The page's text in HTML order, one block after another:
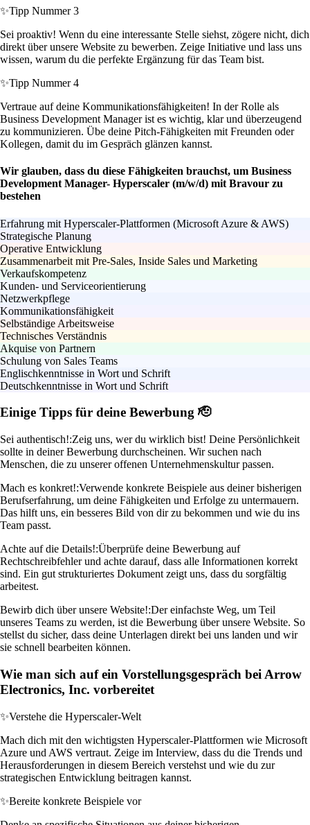
✨Tipp Nummer 3
Sei proaktiv! Wenn du eine interessante Stelle siehst, zögere nicht, dich
direkt über unsere Website zu bewerben. Zeige Initiative und lass uns
wissen, warum du die perfekte Ergänzung für das Team bist.
✨Tipp Nummer 4
Vertraue auf deine Kommunikationsfähigkeiten! In der Rolle als
Business Development Manager ist es wichtig, klar und überzeugend
zu kommunizieren. Übe deine Pitch-Fähigkeiten mit Freunden oder
Kollegen, damit du im Gespräch glänzen kannst.
Wir glauben, dass du diese Fähigkeiten brauchst, um Business
Development Manager- Hyperscaler (m/w/d) mit Bravour zu
bestehen
Erfahrung mit Hyperscaler-Plattformen (Microsoft Azure & AWS)
Strategische Planung
Operative Entwicklung
Zusammenarbeit mit Pre-Sales, Inside Sales und Marketing
Verkaufskompetenz
Kunden- und Serviceorientierung
Netzwerkpflege
Kommunikationsfähigkeit
Selbständige Arbeitsweise
Technisches Verständnis
Akquise von Partnern
Schulung von Sales Teams
Englischkenntnisse in Wort und Schrift
Deutschkenntnisse in Wort und Schrift
Einige Tipps für deine Bewerbung 🫡
Sei authentisch!:Zeig uns, wer du wirklich bist! Deine Persönlichkeit
sollte in deiner Bewerbung durchscheinen. Wir suchen nach
Menschen, die zu unserer offenen Unternehmenskultur passen.
Mach es konkret!:Verwende konkrete Beispiele aus deiner bisherigen
Berufserfahrung, um deine Fähigkeiten und Erfolge zu untermauern.
Das hilft uns, ein besseres Bild von dir zu bekommen und wie du ins
Team passt.
Achte auf die Details!:Überprüfe deine Bewerbung auf
Rechtschreibfehler und achte darauf, dass alle Informationen korrekt
sind. Ein gut strukturiertes Dokument zeigt uns, dass du sorgfältig
arbeitest.
Bewirb dich über unsere Website!:Der einfachste Weg, um Teil
unseres Teams zu werden, ist die Bewerbung über unsere Website. So
stellst du sicher, dass deine Unterlagen direkt bei uns landen und wir
sie schnell bearbeiten können.
Wie man sich auf ein Vorstellungsgespräch bei Arrow
Electronics, Inc. vorbereitet
✨Verstehe die Hyperscaler-Welt
Mach dich mit den wichtigsten Hyperscaler-Plattformen wie Microsoft
Azure und AWS vertraut. Zeige im Interview, dass du die Trends und
Herausforderungen in diesem Bereich verstehst und wie du zur
strategischen Entwicklung beitragen kannst.
✨Bereite konkrete Beispiele vor